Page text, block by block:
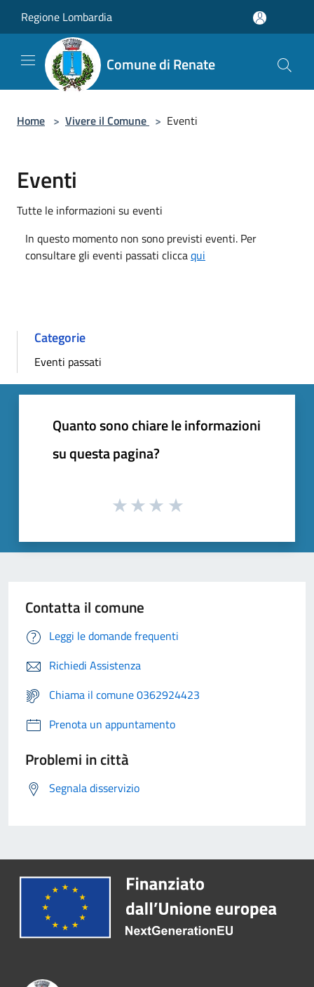
Regione Lombardia
Comune di Renate
Home > Vivere il Comune > Eventi
Eventi
Tutte le informazioni su eventi
In questo momento non sono previsti eventi. Per
consultare gli eventi passati cliccaqui
Categorie
Eventi passati
Quanto sono chiare le informazioni
su questa pagina?
Contatta il comune
Leggi le domande frequenti
Richiedi Assistenza
Chiama il comune 0362924423
Prenota un appuntamento
Problemi in città
Segnala disservizio